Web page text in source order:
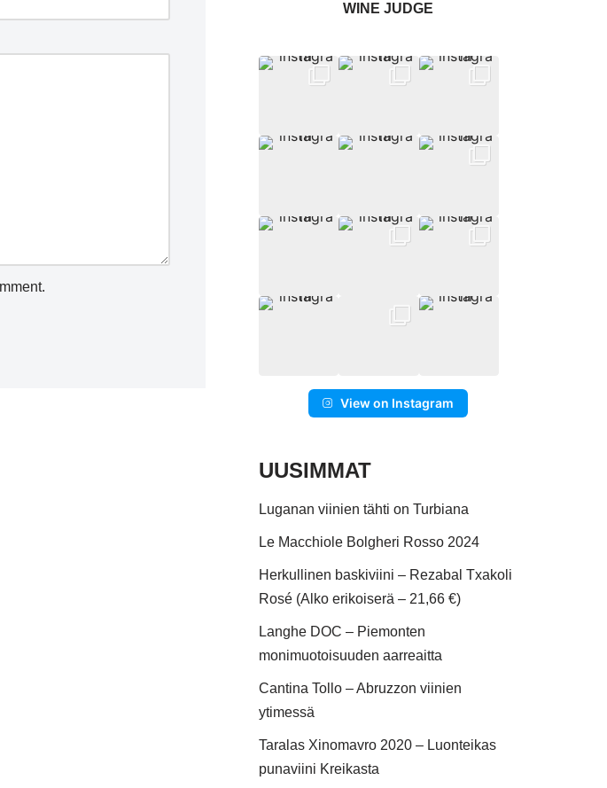
WINE JUDGE
View on Instagram
UUSIMMAT
Luganan viinien tähti on Turbiana
Le Macchiole Bolgheri Rosso 2024
Herkullinen baskiviini – Rezabal Txakoli
Rosé (Alko erikoiserä – 21,66 €)
Langhe DOC – Piemonten
monimuotoisuuden aarreaitta
Cantina Tollo – Abruzzon viinien
ytimessä
Taralas Xinomavro 2020 – Luonteikas
punaviini Kreikasta